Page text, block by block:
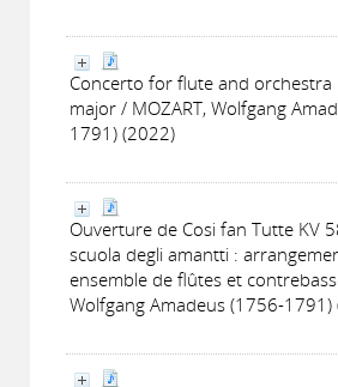
Concerto for flute and orchestra
major / MOZART, Wolfgang
1791) (2022)
Ouverture de Cosi fan Tutte KV
scuola degli amantti :
ensemble de flûtes et
Wolfgang Amadeus (1756-1791)